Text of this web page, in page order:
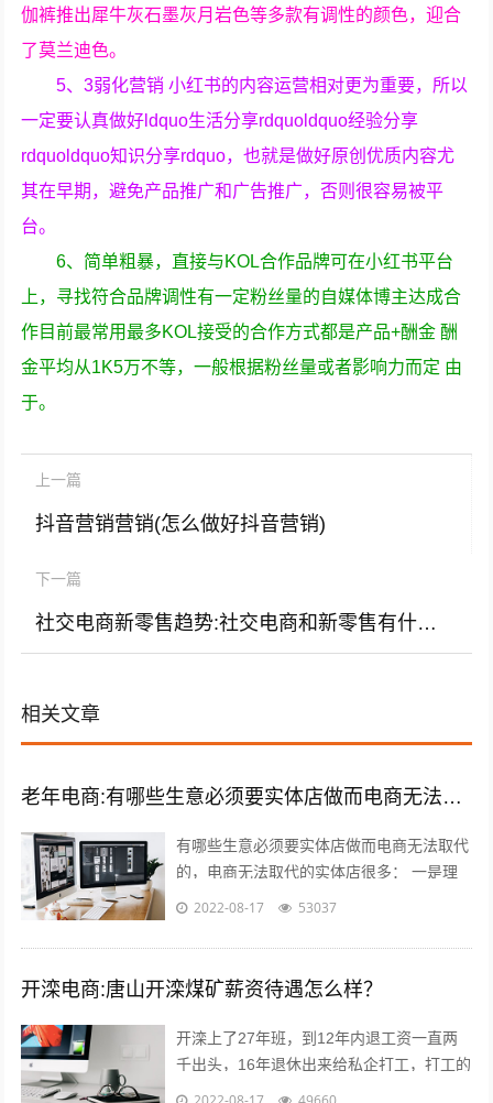
伽裤推出犀牛灰石墨灰月岩色等多款有调性的颜色，迎合
了莫兰迪色。
5、3弱化营销 小红书的内容运营相对更为重要，所以
一定要认真做好ldquo生活分享rdquoldquo经验分享
rdquoldquo知识分享rdquo，也就是做好原创优质内容尤
其在早期，避免产品推广和广告推广，否则很容易被平
台。
6、简单粗暴，直接与KOL合作品牌可在小红书平台
上，寻找符合品牌调性有一定粉丝量的自媒体博主达成合
作目前最常用最多KOL接受的合作方式都是产品+酬金 酬
金平均从1K5万不等，一般根据粉丝量或者影响力而定 由
于。
上一篇
抖音营销营销(怎么做好抖音营销)
下一篇
社交电商新零售趋势:社交电商和新零售有什么区别？
相关文章
老年电商:有哪些生意必须要实体店做而电商无法取代的，或者投资小上手快适合中老年的？
有哪些生意必须要实体店做而电商无法取代
的，电商无法取代的实体店很多： 一是理
发店，理发是日常生活必需的服务，电商无
2022-08-17 53037
开滦电商:唐山开滦煤矿薪资待遇怎么样？
开滦上了27年班，到12年内退工资一直两
千出头，16年退休出来给私企打工，打工的
工资要高于开滦，劳动强度比开滦轻松多